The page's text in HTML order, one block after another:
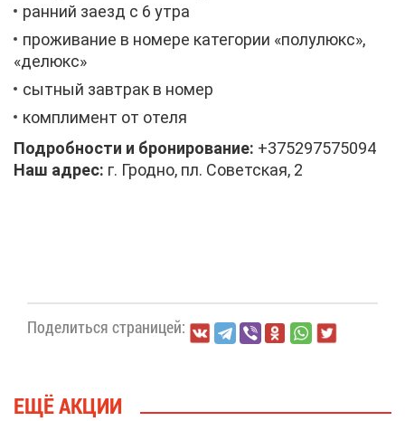
ран­ний за­езд с 6 утра
про­жи­ва­ние в но­ме­ре ка­те­го­рии «по­лу­люкс»,
«де­люкс»
сыт­ный зав­трак в но­мер
ком­пли­мент от оте­ля
По­дроб­но­сти и бро­ни­ро­ва­ние: +375297575094
Наш ад­рес: г. Грод­но, пл. Со­вет­ская, 2
По­де­лить­ся стра­ни­цей:
ЕЩЁ АК­ЦИИ